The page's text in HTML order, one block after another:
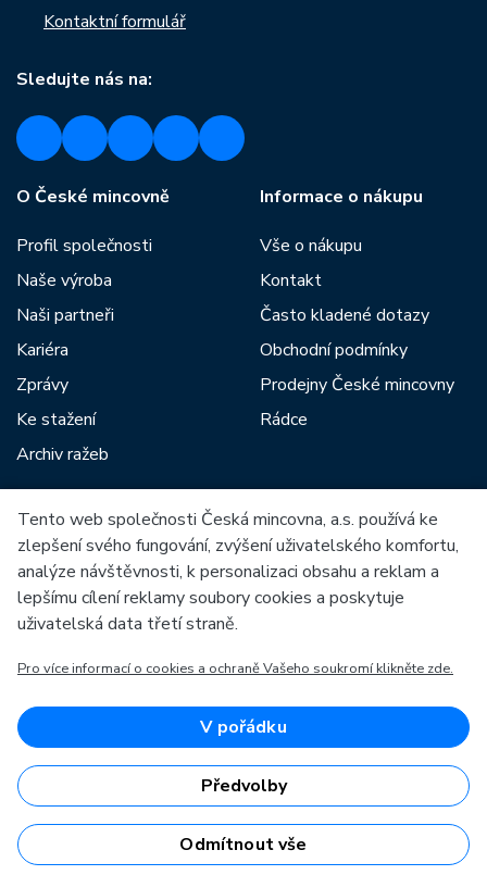
Kontaktní formulář
Sledujte nás na:
O České mincovně
Profil společnosti
Naše výroba
Naši partneři
Kariéra
Zprávy
Ke stažení
Archiv ražeb
Informace o nákupu
Vše o nákupu
Kontakt
Často kladené dotazy
Obchodní podmínky
Prodejny České mincovny
Rádce
Mezi naše partnery patří:
Evropská unie
OP Podnikání a inovace pro konkurenceschopnost
Evropský fond pro regionální rozvoj
Česká mincovna, a.s. © 1993 - 2026
Tento web společnosti Česká mincovna, a.s. používá ke
zlepšení svého fungování, zvýšení uživatelského komfortu,
analýze návštěvnosti, k personalizaci obsahu a reklam a
lepšímu cílení reklamy soubory cookies a poskytuje
uživatelská data třetí straně.
Pro více informací o cookies a ochraně Vašeho soukromí klikněte zde.
V pořádku
Předvolby
Odmítnout vše